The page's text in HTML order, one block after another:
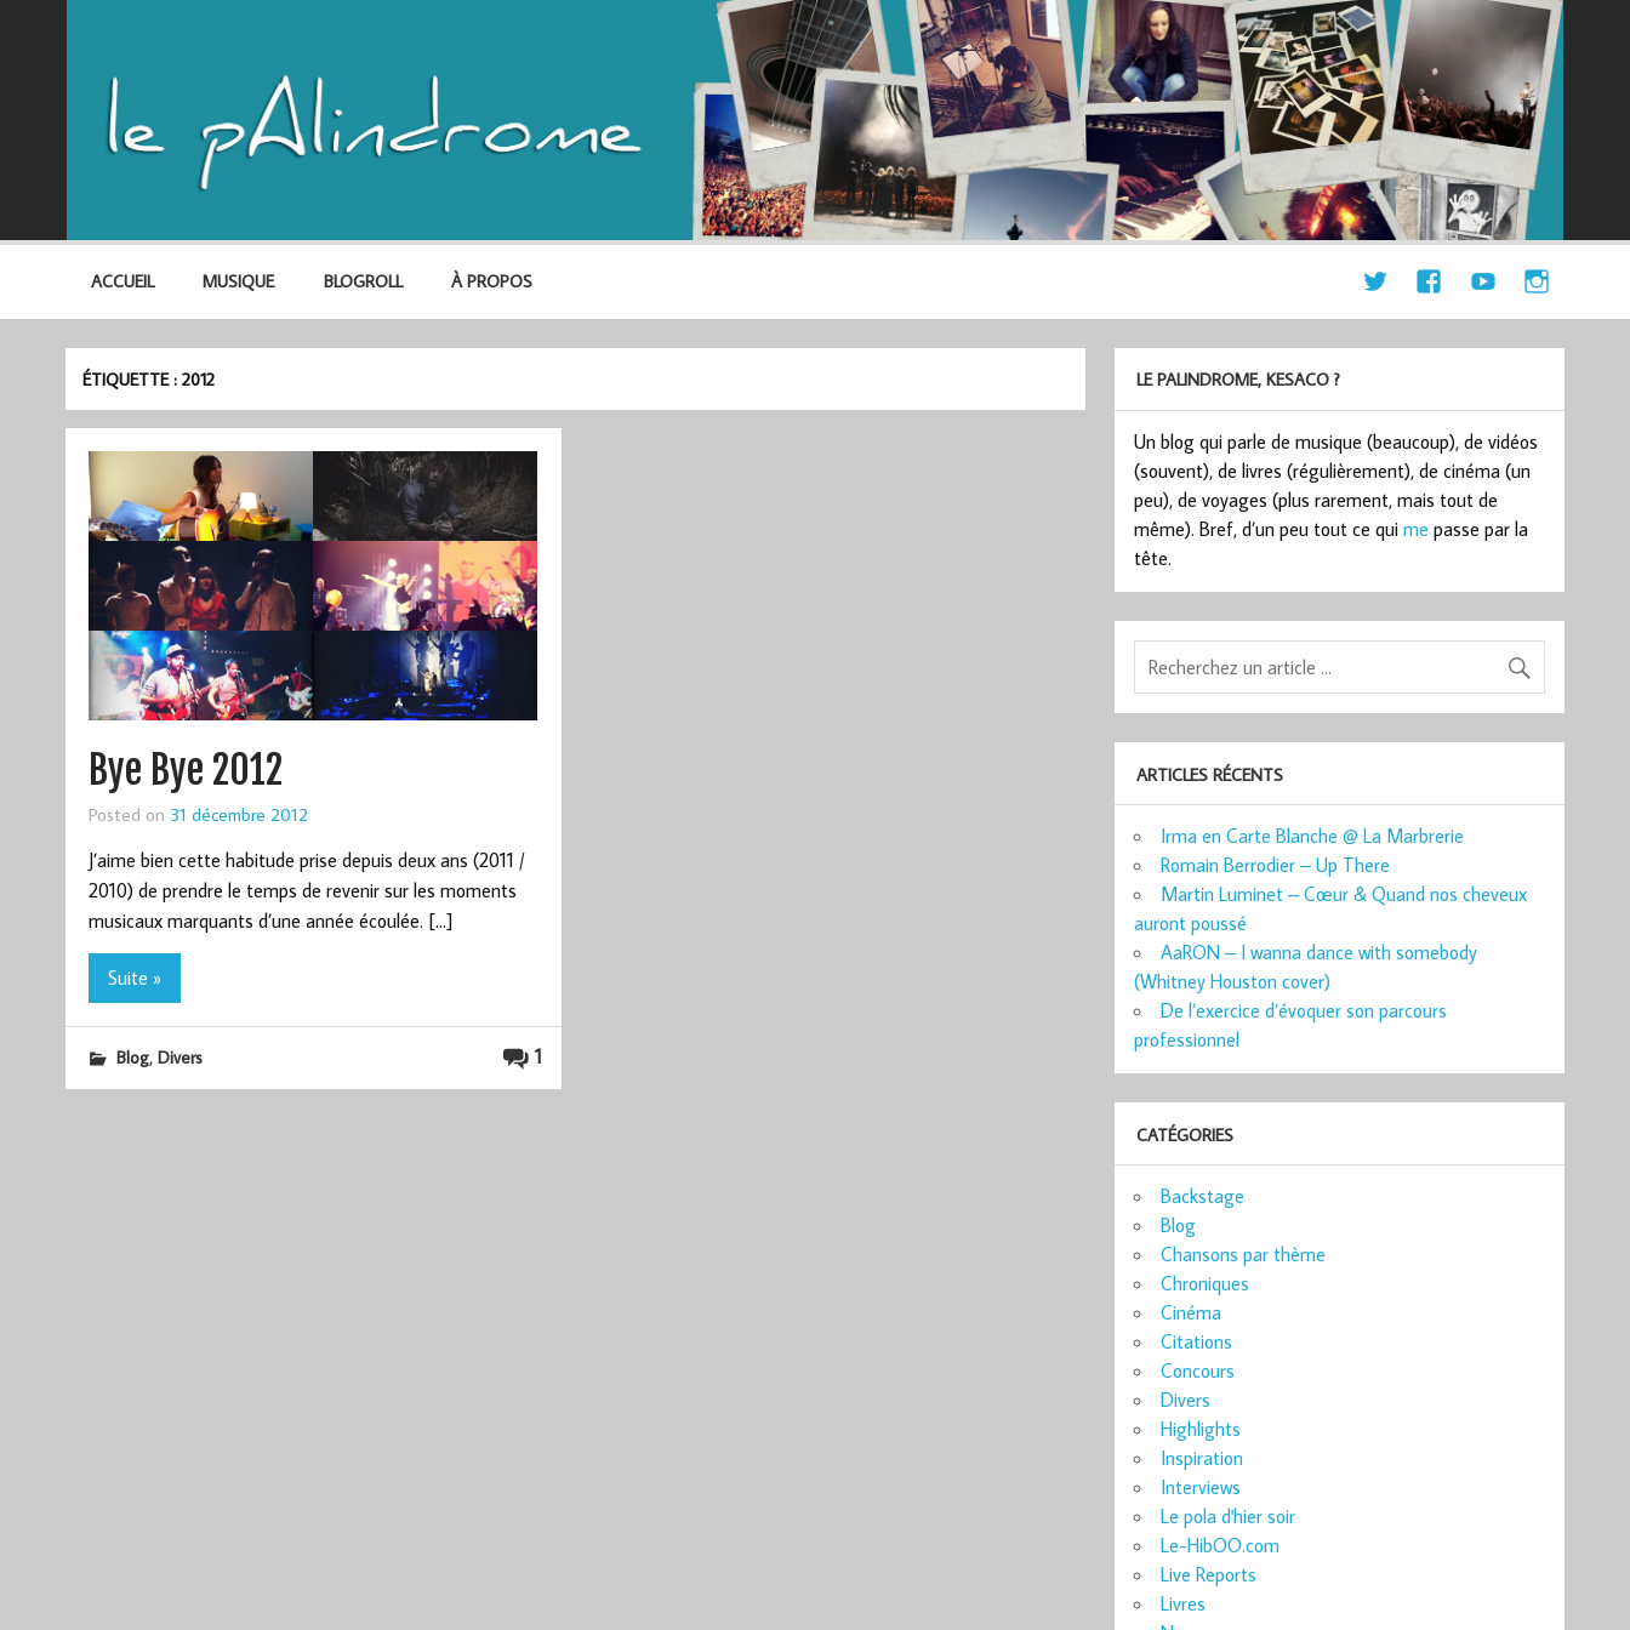
ACCUEIL MUSIQUE BLOGROLL À PROPOS
ÉTIQUETTE :2012
Bye Bye 2012
Posted on 31 décembre 2012
J’aime bien cette habitude prise depuis deux ans (2011 /
2010) de prendre le temps de revenir sur les moments
musicaux marquants d’une année écoulée. […]
Suite »
1
Blog, Divers
LE PALINDROME, KESACO ?
Un blog qui parle de musique (beaucoup), de vidéos
(souvent), de livres (régulièrement), de cinéma (un
peu), de voyages (plus rarement, mais tout de
même). Bref, d’un peu tout ce quime passe par la
tête.
ARTICLES RÉCENTS
Irma en Carte Blanche @ La Marbrerie
Romain Berrodier – Up There
Martin Luminet – Cœur & Quand nos cheveux
auront poussé
AaRON – I wanna dance with somebody
(Whitney Houston cover)
De l’exercice d’évoquer son parcours
professionnel
CATÉGORIES
Backstage
Blog
Chansons par thème
Chroniques
Cinéma
Citations
Concours
Divers
Highlights
Inspiration
Interviews
Le pola d'hier soir
Le-HibOO.com
Live Reports
Livres